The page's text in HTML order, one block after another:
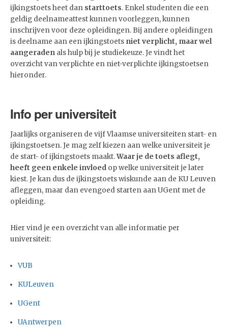
ijkingstoets heet dan starttoets. Enkel studenten die een
geldig deelnameattest kunnen voorleggen, kunnen
inschrijven voor deze opleidingen. Bij andere opleidingen
is deelname aan een ijkingstoets niet verplicht, maar wel
aangeraden als hulp bij je studiekeuze. Je vindt het
overzicht van verplichte en niet-verplichte ijkingstoetsen
hieronder.
Info per universiteit
Jaarlijks organiseren de vijf Vlaamse universiteiten start- en
ijkingstoetsen. Je mag zelf kiezen aan welke universiteit je
de start- of ijkingstoets maakt.Waar je de toets aflegt,
heeft geen enkele invloed op welke universiteit je later
kiest. Je kan dus de ijkingstoets wiskunde aan de KU Leuven
afleggen, maar dan evengoed starten aan UGent met de
opleiding.
Hier vind je een overzicht van alle informatie per
universiteit:
VUB
KULeuven
UGent
UAntwerpen